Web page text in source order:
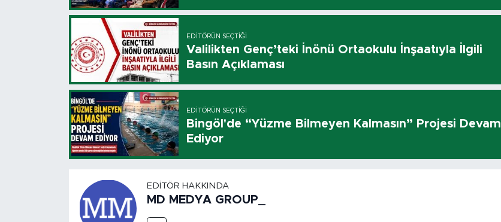
EDITÖRÜN SEÇTIĞI
Valilikten Genç’teki İnönü Ortaokulu İnşaatıyla İlgili
Basın Açıklaması
EDITÖRÜN SEÇTIĞI
Bingöl'de “Yüzme Bilmeyen Kalmasın” Projesi Devam
Ediyor
EDITÖR HAKKINDA
MD MEDYA GROUP_